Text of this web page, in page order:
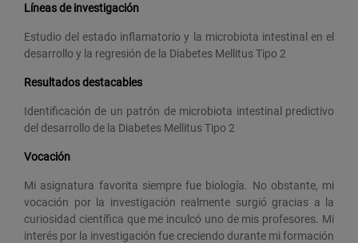
Líneas de investigación
Estudio del estado inflamatorio y la microbiota intestinal en el
desarrollo y la regresión de la Diabetes Mellitus Tipo 2
Resultados destacables
Identificación de un patrón de microbiota intestinal predictivo
del desarrollo de la Diabetes Mellitus Tipo 2
Vocación
Mi asignatura favorita siempre fue biología. No obstante, mi
vocación por la investigación realmente surgió gracias a la
curiosidad científica que me inculcó uno de mis profesores. Mi
interés por la investigación fue creciendo durante mi formación